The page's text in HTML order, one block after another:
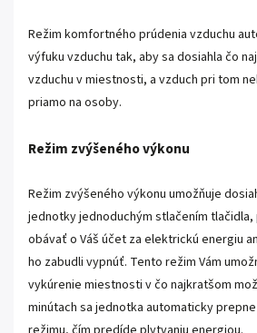
Režim komfortného prúdenia vzduchu
výfuku vzduchu tak, aby sa dosiahla čo
vzduchu v miestnosti, a vzduch pri tom
priamo na osoby.
Režim zvýšeného výkonu
Režim zvýšeného výkonu umožňuje
jednotky jednoduchým stlačením
obávať o Váš účet za elektrickú energiu
ho zabudli vypnúť. Tento režim Vám
vykúrenie miestnosti v čo najkratšom
minútach sa jednotka automaticky